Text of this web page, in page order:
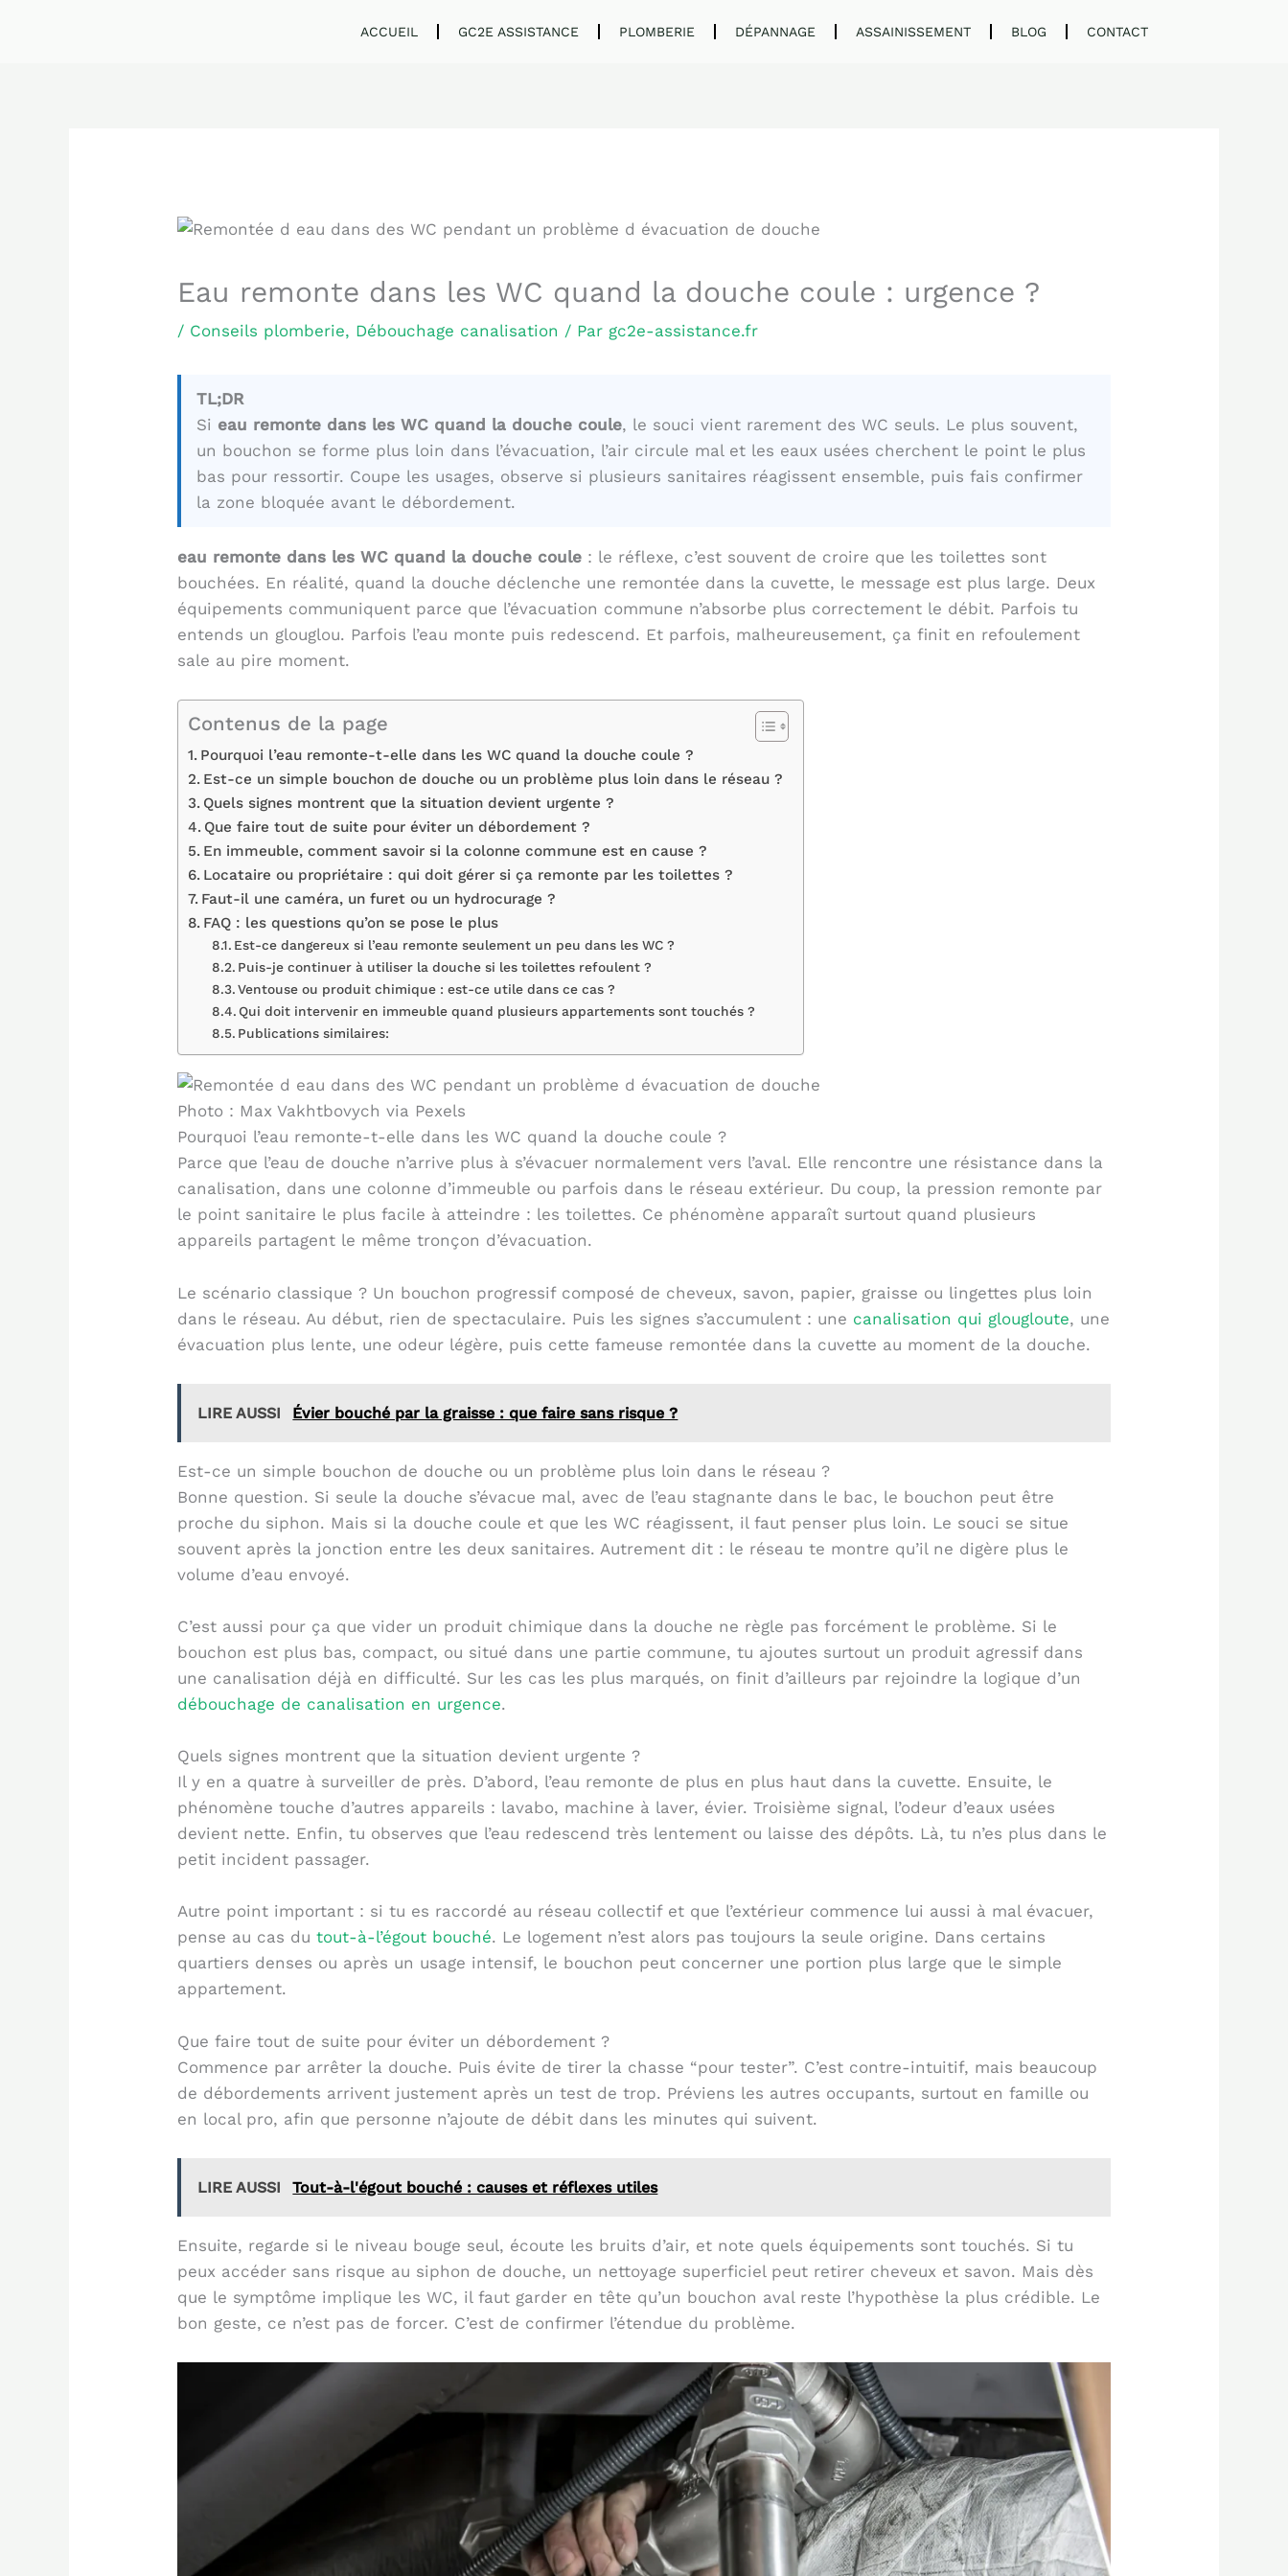
ACCUEIL GC2E ASSISTANCE PLOMBERIE DÉPANNAGE ASSAINISSEMENT BLOG CONTACT
Eau remonte dans les WC quand la douche coule : urgence ?
/ Conseils plomberie, Débouchage canalisation / Par gc2e-assistance.fr
TL;DR
Si eau remonte dans les WC quand la douche coule, le souci vient rarement des WC seuls. Le plus souvent,
un bouchon se forme plus loin dans l’évacuation, l’air circule mal et les eaux usées cherchent le point le plus
bas pour ressortir. Coupe les usages, observe si plusieurs sanitaires réagissent ensemble, puis fais confirmer
la zone bloquée avant le débordement.
eau remonte dans les WC quand la douche coule : le réflexe, c’est souvent de croire que les toilettes sont
bouchées. En réalité, quand la douche déclenche une remontée dans la cuvette, le message est plus large. Deux
équipements communiquent parce que l’évacuation commune n’absorbe plus correctement le débit. Parfois tu
entends un glouglou. Parfois l’eau monte puis redescend. Et parfois, malheureusement, ça finit en refoulement
sale au pire moment.
Contenus de la page
Pourquoi l’eau remonte-t-elle dans les WC quand la douche coule ?
Est-ce un simple bouchon de douche ou un problème plus loin dans le réseau ?
Quels signes montrent que la situation devient urgente ?
Que faire tout de suite pour éviter un débordement ?
En immeuble, comment savoir si la colonne commune est en cause ?
Locataire ou propriétaire : qui doit gérer si ça remonte par les toilettes ?
Faut-il une caméra, un furet ou un hydrocurage ?
FAQ : les questions qu’on se pose le plus
Est-ce dangereux si l’eau remonte seulement un peu dans les WC ?
Puis-je continuer à utiliser la douche si les toilettes refoulent ?
Ventouse ou produit chimique : est-ce utile dans ce cas ?
Qui doit intervenir en immeuble quand plusieurs appartements sont touchés ?
Publications similaires:
Photo : Max Vakhtbovych via Pexels
Pourquoi l’eau remonte-t-elle dans les WC quand la douche coule ?
Parce que l’eau de douche n’arrive plus à s’évacuer normalement vers l’aval. Elle rencontre une résistance dans la
canalisation, dans une colonne d’immeuble ou parfois dans le réseau extérieur. Du coup, la pression remonte par
le point sanitaire le plus facile à atteindre : les toilettes. Ce phénomène apparaît surtout quand plusieurs
appareils partagent le même tronçon d’évacuation.
Le scénario classique ? Un bouchon progressif composé de cheveux, savon, papier, graisse ou lingettes plus loin
dans le réseau. Au début, rien de spectaculaire. Puis les signes s’accumulent : une canalisation qui glougloute, une
évacuation plus lente, une odeur légère, puis cette fameuse remontée dans la cuvette au moment de la douche.
LIRE AUSSI Évier bouché par la graisse : que faire sans risque ?
Est-ce un simple bouchon de douche ou un problème plus loin dans le réseau ?
Bonne question. Si seule la douche s’évacue mal, avec de l’eau stagnante dans le bac, le bouchon peut être
proche du siphon. Mais si la douche coule et que les WC réagissent, il faut penser plus loin. Le souci se situe
souvent après la jonction entre les deux sanitaires. Autrement dit : le réseau te montre qu’il ne digère plus le
volume d’eau envoyé.
C’est aussi pour ça que vider un produit chimique dans la douche ne règle pas forcément le problème. Si le
bouchon est plus bas, compact, ou situé dans une partie commune, tu ajoutes surtout un produit agressif dans
une canalisation déjà en difficulté. Sur les cas les plus marqués, on finit d’ailleurs par rejoindre la logique d’un
débouchage de canalisation en urgence.
Quels signes montrent que la situation devient urgente ?
Il y en a quatre à surveiller de près. D’abord, l’eau remonte de plus en plus haut dans la cuvette. Ensuite, le
phénomène touche d’autres appareils : lavabo, machine à laver, évier. Troisième signal, l’odeur d’eaux usées
devient nette. Enfin, tu observes que l’eau redescend très lentement ou laisse des dépôts. Là, tu n’es plus dans le
petit incident passager.
Autre point important : si tu es raccordé au réseau collectif et que l’extérieur commence lui aussi à mal évacuer,
pense au cas dutout-à-l’égout bouché. Le logement n’est alors pas toujours la seule origine. Dans certains
quartiers denses ou après un usage intensif, le bouchon peut concerner une portion plus large que le simple
appartement.
Que faire tout de suite pour éviter un débordement ?
Commence par arrêter la douche. Puis évite de tirer la chasse “pour tester”. C’est contre-intuitif, mais beaucoup
de débordements arrivent justement après un test de trop. Préviens les autres occupants, surtout en famille ou
en local pro, afin que personne n’ajoute de débit dans les minutes qui suivent.
LIRE AUSSI Tout-à-l'égout bouché : causes et réflexes utiles
Ensuite, regarde si le niveau bouge seul, écoute les bruits d’air, et note quels équipements sont touchés. Si tu
peux accéder sans risque au siphon de douche, un nettoyage superficiel peut retirer cheveux et savon. Mais dès
que le symptôme implique les WC, il faut garder en tête qu’un bouchon aval reste l’hypothèse la plus crédible. Le
bon geste, ce n’est pas de forcer. C’est de confirmer l’étendue du problème.